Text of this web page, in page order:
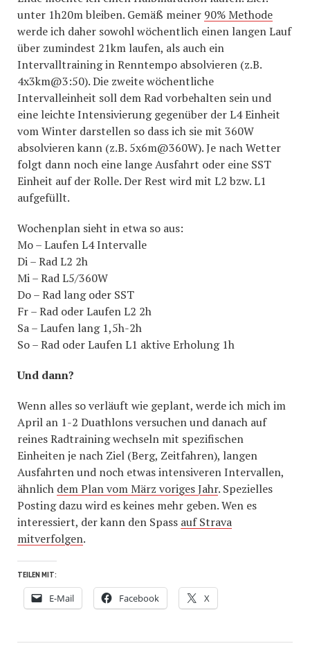
unter 1h20m bleiben. Gemäß meiner 90% Methode
werde ich daher sowohl wöchentlich einen langen Lauf
über zumindest 21km laufen, als auch ein
Intervalltraining in Renntempo absolvieren (z.B.
4x3km@3:50). Die zweite wöchentliche
Intervalleinheit soll dem Rad vorbehalten sein und
eine leichte Intensivierung gegenüber der L4 Einheit
vom Winter darstellen so dass ich sie mit 360W
absolvieren kann (z.B. 5x6m@360W). Je nach Wetter
folgt dann noch eine lange Ausfahrt oder eine SST
Einheit auf der Rolle. Der Rest wird mit L2 bzw. L1
aufgefüllt.
Wochenplan sieht in etwa so aus:
Mo – Laufen L4 Intervalle
Di – Rad L2 2h
Mi – Rad L5/360W
Do – Rad lang oder SST
Fr – Rad oder Laufen L2 2h
Sa – Laufen lang 1,5h-2h
So – Rad oder Laufen L1 aktive Erholung 1h
Und dann?
Wenn alles so verläuft wie geplant, werde ich mich im
April an 1-2 Duathlons versuchen und danach auf
reines Radtraining wechseln mit spezifischen
Einheiten je nach Ziel (Berg, Zeitfahren), langen
Ausfahrten und noch etwas intensiveren Intervallen,
ähnlich dem Plan vom März voriges Jahr. Spezielles
Posting dazu wird es keines mehr geben. Wen es
interessiert, der kann den Spass auf Strava
mitverfolgen.
TEILEN MIT:
E-Mail Facebook X